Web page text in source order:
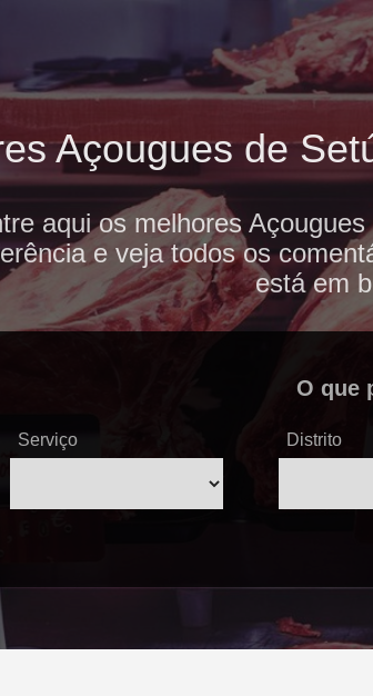
Açougues de
aqui os melhores
e veja todos os
está em
O que
Serviço Distrito